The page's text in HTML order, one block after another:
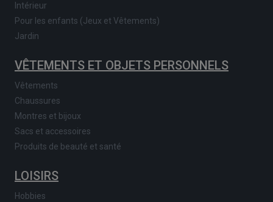
Intérieur
Pour les enfants (Jeux et Vêtements)
Jardin
VÊTEMENTS ET OBJETS PERSONNELS
Vêtements
Chaussures
Montres et bijoux
Sacs et accessoires
Produits de beauté et santé
LOISIRS
Hobbies